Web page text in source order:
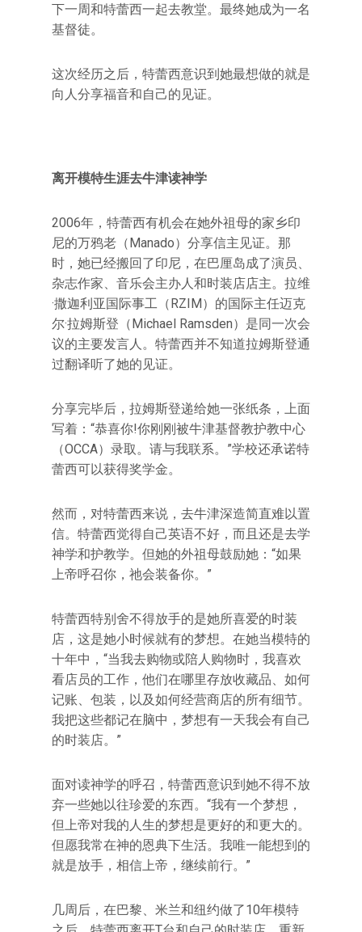
下一周和特蕾西一起去教堂。最终她成为一名
基督徒。
这次经历之后，特蕾西意识到她最想做的就是
向人分享福音和自己的见证。
离开模特生涯去牛津读神学
2006年，特蕾西有机会在她外祖母的家乡印
尼的万鸦老（Manado）分享信主见证。那
时，她已经搬回了印尼，在巴厘岛成了演员、
杂志作家、音乐会主办人和时装店店主。拉维
·撒迦利亚国际事工（RZIM）的国际主任迈克
尔·拉姆斯登（Michael Ramsden）是同一次会
议的主要发言人。特蕾西并不知道拉姆斯登通
过翻译听了她的见证。
分享完毕后，拉姆斯登递给她一张纸条，上面
写着：“恭喜你!你刚刚被牛津基督教护教中心
（OCCA）录取。请与我联系。”学校还承诺特
蕾西可以获得奖学金。
然而，对特蕾西来说，去牛津深造简直难以置
信。特蕾西觉得自己英语不好，而且还是去学
神学和护教学。但她的外祖母鼓励她：“如果
上帝呼召你，祂会装备你。”
特蕾西特别舍不得放手的是她所喜爱的时装
店，这是她小时候就有的梦想。在她当模特的
十年中，“当我去购物或陪人购物时，我喜欢
看店员的工作，他们在哪里存放收藏品、如何
记账、包装，以及如何经营商店的所有细节。
我把这些都记在脑中，梦想有一天我会有自己
的时装店。”
面对读神学的呼召，特蕾西意识到她不得不放
弃一些她以往珍爱的东西。“我有一个梦想，
但上帝对我的人生的梦想是更好的和更大的。
但愿我常在神的恩典下生活。我唯一能想到的
就是放手，相信上帝，继续前行。”
几周后，在巴黎、米兰和纽约做了10年模特